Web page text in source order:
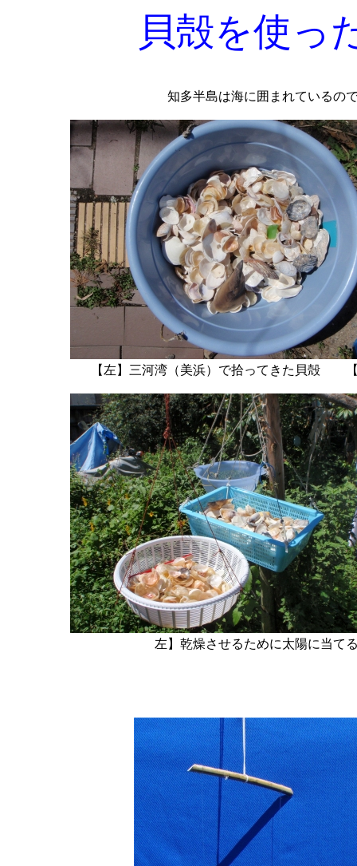
貝殻を使っ
知多半島は海に囲まれているの
【左】三河湾（美浜）で拾ってきた貝殻
左】乾燥させるために太陽に当